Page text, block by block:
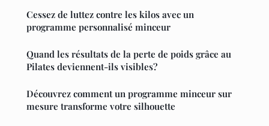
Cessez de luttez contre les kilos avec un
programme personnalisé minceur
Quand les résultats de la perte de poids grâce au
Pilates deviennent-ils visibles?
Découvrez comment un programme minceur sur
mesure transforme votre silhouette